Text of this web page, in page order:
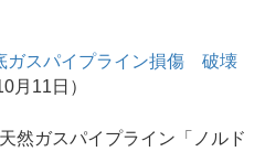
ガスパイプライン損傷 破壊
月11日）
然ガスパイプライン「ノルド